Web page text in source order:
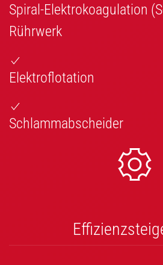
Spiral-Elektrokoagulation
Rührwerk
Elektroflotation
Schlammabscheider